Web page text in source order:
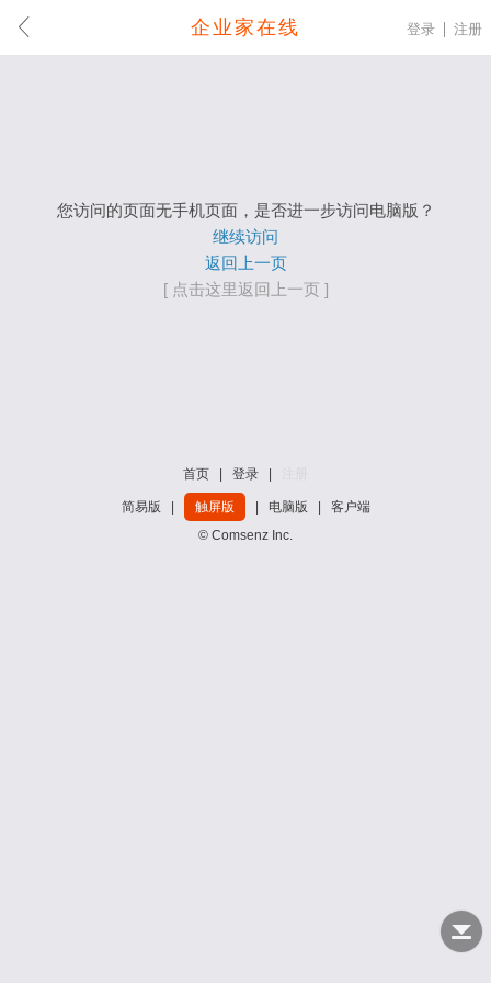
企业家在线 登录 注册
您访问的页面无手机页面，是否进一步访问电脑版？
继续访问
返回上一页
[ 点击这里返回上一页 ]
首页 登录
简易版 触屏版 电脑版
客户端
© Comsenz Inc.